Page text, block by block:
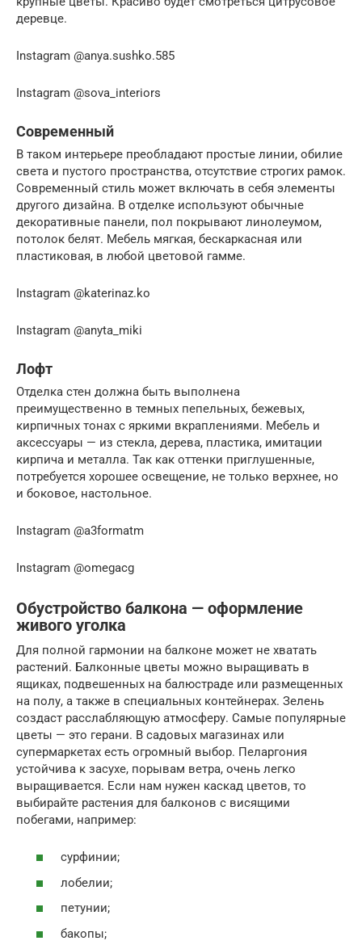
деревце.
Instagram @anya.sushko.585
Instagram @sova_interiors
Современный
В таком интерьере преобладают простые линии, обилие
света и пустого пространства, отсутствие строгих рамок.
Современный стиль может включать в себя элементы
другого дизайна. В отделке используют обычные
декоративные панели, пол покрывают линолеумом,
потолок белят. Мебель мягкая, бескаркасная или
пластиковая, в любой цветовой гамме.
Instagram @katerinaz.ko
Instagram @anyta_miki
Лофт
Отделка стен должна быть выполнена
преимущественно в темных пепельных, бежевых,
кирпичных тонах с яркими вкраплениями. Мебель и
аксессуары — из стекла, дерева, пластика, имитации
кирпича и металла. Так как оттенки приглушенные,
потребуется хорошее освещение, не только верхнее, но
и боковое, настольное.
Instagram @a3formatm
Instagram @omegacg
Обустройство балкона — оформление
живого уголка
Для полной гармонии на балконе может не хватать
растений. Балконные цветы можно выращивать в
ящиках, подвешенных на балюстраде или размещенных
на полу, а также в специальных контейнерах. Зелень
создаст расслабляющую атмосферу. Самые популярные
цветы — это герани. В садовых магазинах или
супермаркетах есть огромный выбор. Пеларгония
устойчива к засухе, порывам ветра, очень легко
выращивается. Если нам нужен каскад цветов, то
выбирайте растения для балконов с висящими
побегами, например:
сурфинии;
лобелии;
петунии;
бакопы;